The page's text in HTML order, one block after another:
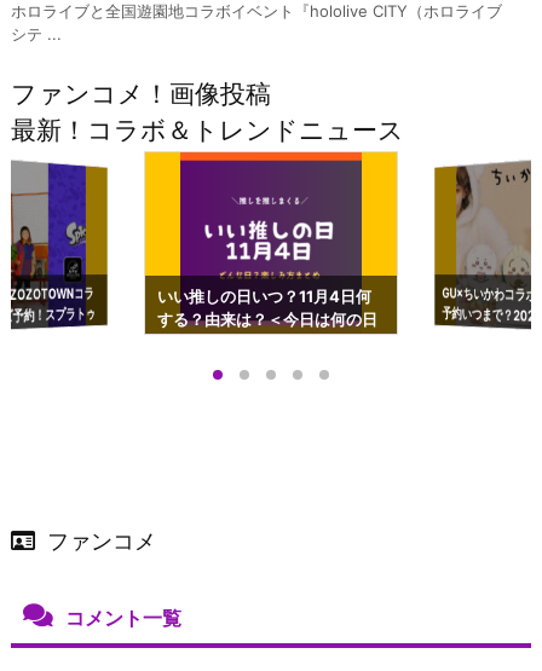
ホロライブと全国遊園地コラボイベント『hololive CITY（ホロライブ
シテ ...
ファンコメ！画像投稿
最新！コラボ＆トレンドニュース
コラ
予約！スプラトゥ
ップも渋谷Hz
いい推しの日いつ？11月4日何
する？由来は？＜今日は何の日
GU×ちいかわコラ
予約いつまで？
ーチやショルダー
ファンコメ
コメント一覧